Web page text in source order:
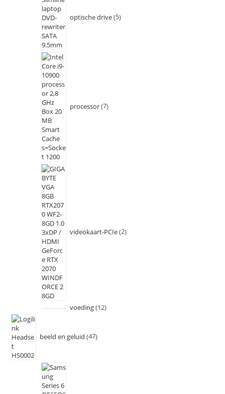
optische drive 5
processor 7
videokaart-PCIe 2
voeding 12
beeld en geluid 47